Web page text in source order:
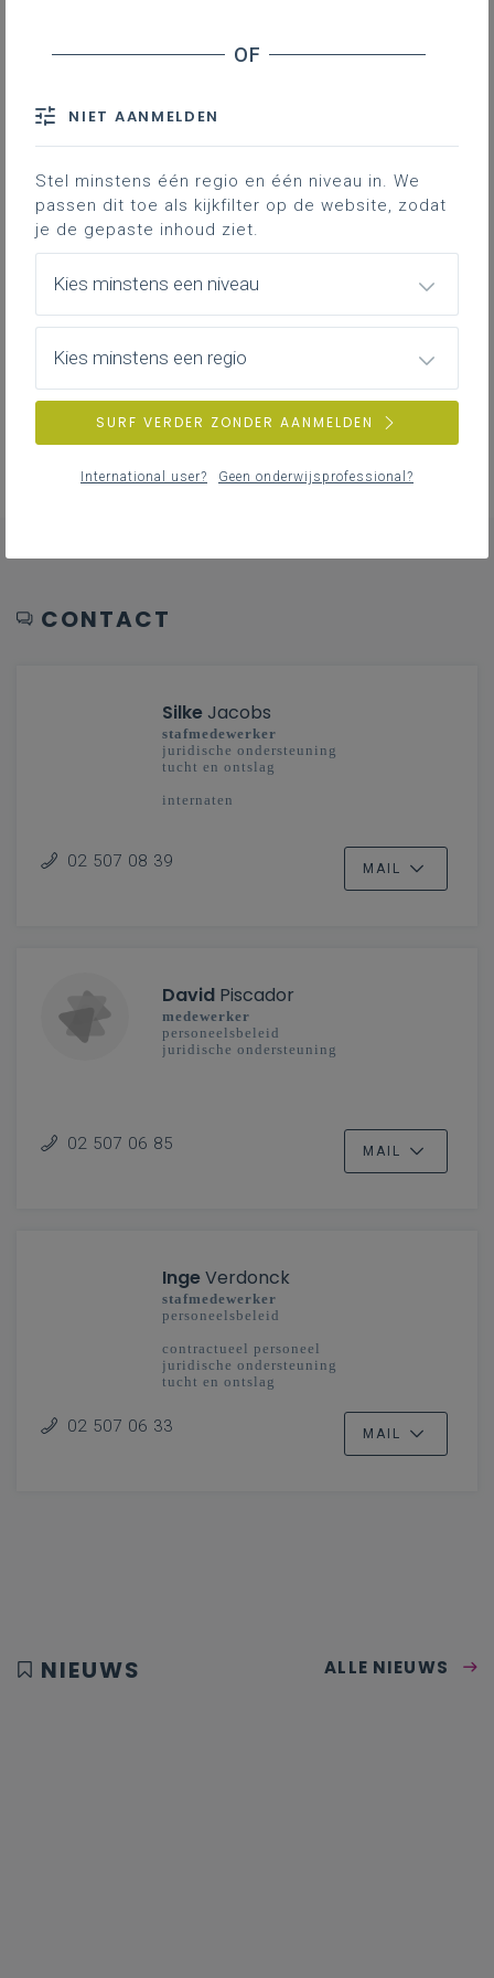
functioneringsgesprekken. Daarnaast moet niet
worden opgestart en kunnen personeelsleden
uiteindelijke doel blijft evenwel hetzelfde: de
nodige coaching, begeleiding en ondersteuning
bieden aan een personeelslid.
Professionalisering
netwerken …
CONTACT
Silke Jacobs
stafmedewerker
juridische ondersteuning
tucht en ontslag
internaten
02 507 08 39 MAIL
David Piscador
medewerker
personeelsbeleid
juridische ondersteuning
02 507 06 85 MAIL
IngeVerdonck
stafmedewerker
personeelsbeleid
contractueel personeel
juridische ondersteuning
tucht en ontslag
02 507 06 33 MAIL
NIEUWS ALLE NIEUWS
NIET AANMELDEN
Stel minstens één regio en één niveau in. We
passen dit toe als kijkfilter op de website, zodat
je de gepaste inhoud ziet.
Kies minstens een niveau
Kies minstens een regio
SURF VERDER ZONDER AANMELDEN
International user? Geen onderwijsprofessional?